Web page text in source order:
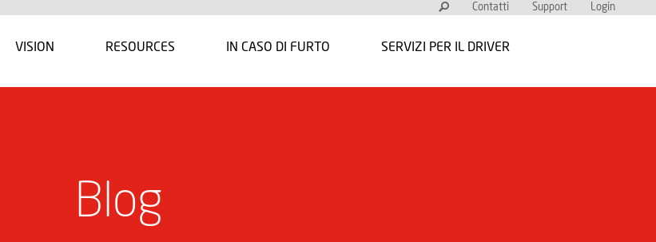
Blog
Contatti Support Login
VISION RESOURCES IN CASO DI FURTO SERVIZI PER IL DRIVER